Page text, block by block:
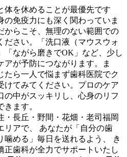
体を休めることが最優先です
の免疫力にも深く関わっていま
からこそ、無理のない範囲での
ださい。「洗口液（マウスウォ
「ながら磨きでOK」など、少し
アが予防につながります。ま
たら一人で悩まず歯科医院でク
けてみてください。プロのケア
の中がスッキリし、心身のリフ
ます。
・長丘・野間・花畑・老司福岡
リアで、 あなたが「自分の歯
噛める」毎日を送れるよう、 き
正歯科が全力でサポートいたし